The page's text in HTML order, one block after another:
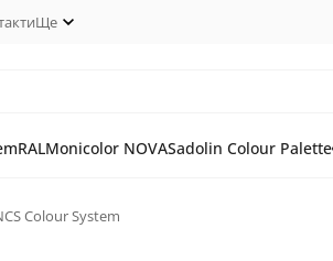
Ще
RALMonicolor NOVASadolin Colour Palette
Colour System